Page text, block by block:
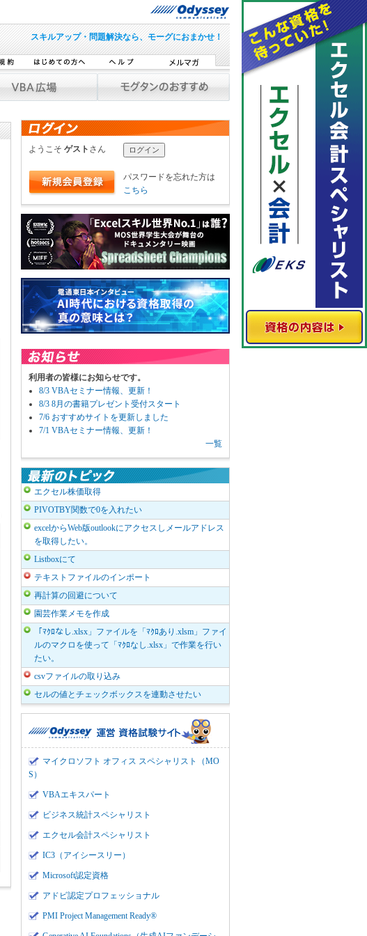
スキルアップ・問題解決なら、モーグにおまかせ！
ようこそ ゲスト さん
パスワードを忘れた方は
こちら
利用者の皆様にお知らせです。
8/3 VBAセミナー情報、更新！
8/3 8月の書籍プレゼント受付スタート
7/6 おすすめサイトを更新しました
7/1 VBAセミナー情報、更新！
一覧
エクセル株価取得
PIVOTBY関数で0を入れたい
excelからWeb版outlookにアクセスしメールアドレス
を取得したい。
Listboxにて
テキストファイルのインポート
再計算の回避について
園芸作業メモを作成
「ﾏｸﾛなし.xlsx」ファイルを「ﾏｸﾛあり.xlsm」ファイ
ルのマクロを使って「ﾏｸﾛなし.xlsx」で作業を行い
たい。
csvファイルの取り込み
セルの値とチェックボックスを連動させたい
マイクロソフト オフィス スペシャリスト（MO
S）
VBAエキスパート
ビジネス統計スペシャリスト
エクセル会計スペシャリスト
IC3（アイシースリー）
Microsoft認定資格
アドビ認定プロフェッショナル
PMI Project Management Ready®